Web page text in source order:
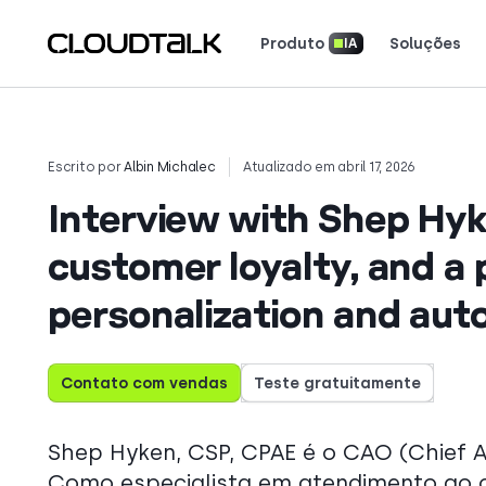
Produto IA Soluções
Escrito porAlbin Michalec Atualizado em abril 17, 2026
Interview with Shep
customer loyalty, and
personalization and
Contato com vendas Teste gratuitamente
Shep Hyken, CSP, CPAE é o CAO